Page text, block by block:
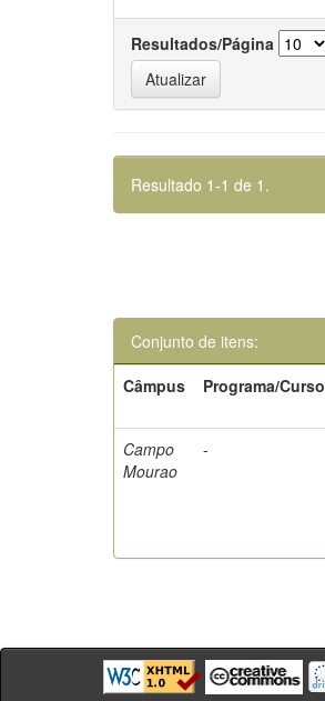
Resultados/Página
Resultado 1-1 de 1.
Conjunto de itens:
Câmpus
Programa/Curso
Campo
Mourao
-